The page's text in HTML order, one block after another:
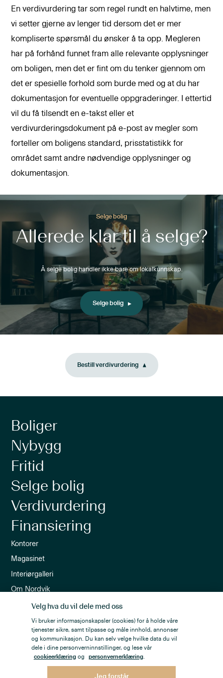
En verdivurdering tar som regel rundt en halvtime, men
vi setter gjerne av lenger tid dersom det er mer
kompliserte spørsmål du ønsker å ta opp. Megleren
har på forhånd funnet fram alle relevante opplysninger
om boligen, men det er fint om du tenker gjennom om
det er spesielle forhold som burde med og at du har
dokumentasjon for eventuelle oppgraderinger. I ettertid
vil du få tilsendt en e-takst eller et
verdivurderingsdokument på e-post av megler som
forteller om boligens standard, prisstatistikk for
området samt andre nødvendige opplysninger og
dokumentasjon.
Allerede klar til å selge?
Selge bolig
Å selge bolig handler ikke bare om lokalkunnskap.
Selge bolig
Bestill verdivurdering
Boliger
Nybygg
Fritid
Selge bolig
Verdivurdering
Finansiering
Kontorer
Magasinet
Interiørgalleri
Om Nordvik
Ledige stillinger
Nordvik-appen
Nyhetsbrev
Velg hva du vil dele med oss
Vi bruker informasjonskapsler (cookies) for å holde våre
tjenester sikre, samt tilpasse og måle innhold, annonser
og kommunikasjon. Du kan selv velge hvilke data du vil
dele i dine personverninnstillinger, og lese vår
cookieerklæringog personvernerklæring.
Jeg forstår